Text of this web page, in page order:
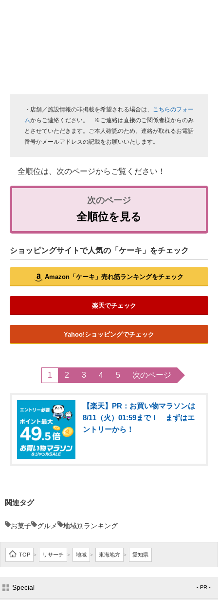
・店舗／施設情報の非掲載を希望される場合は、 こちらのフォー
ムからご連絡ください。 ※ご連絡は直接のご関係者様からのみ
とさせていただきます。ご本人確認のため、連絡が取れるお電話
番号かメールアドレスの記載をお願いいたします。
全順位は、次のページからご覧ください！
全順位を見る
ショッピングサイトで人気の「ケーキ」をチェック
Amazon「ケーキ」売れ筋ランキングをチェック
楽天でチェック
Yahoo!ショッピングでチェック
1 2 3 4 5 次のページ
【楽天】PR：お買い物マラソンは
8/11（火）01:59まで！ まずはエ
ントリーから！
関連タグ
お菓子 グルメ 地域別ランキング
TOP > リサーチ > 地域 > 東海地方 > 愛知県
Special - PR -